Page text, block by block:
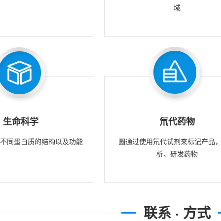
域
生命科学
同蛋白质的结构以及功能
氘代药物
圆通过使用氘代试剂来标记产品
析、研发药物
联系 · 方式